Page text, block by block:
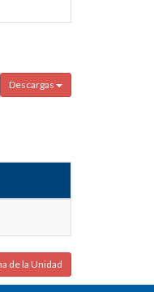
Descargas
de la Unidad